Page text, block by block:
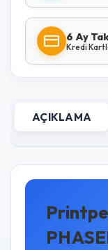
6 Ay
Kredi
AÇIKLAMA